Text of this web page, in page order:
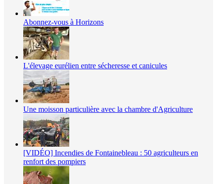
Abonnez-vous à Horizons
L'élevage eurélien entre sécheresse et canicules
Une moisson particulière avec la chambre d'Agriculture
[VIDÉO] Incendies de Fontainebleau : 50 agriculteurs en
renfort des pompiers